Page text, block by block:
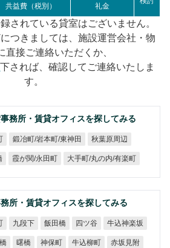
共益費（税別）
礼金
されている貸室はございません。
つきましては、施設運営会社・物
直接ご連絡いただくか、
下されば、確認してご連絡いたしま
す。
務所・賃貸オフィスを探してみる
鍛冶町/岩本町/東神田 秋葉原周辺
霞が関/永田町 大手町/丸の内/有楽町
所・賃貸オフィスを探してみる
九段下 飯田橋 四ツ谷 牛込神楽坂
曙橋 神保町 牛込柳町 赤坂見附